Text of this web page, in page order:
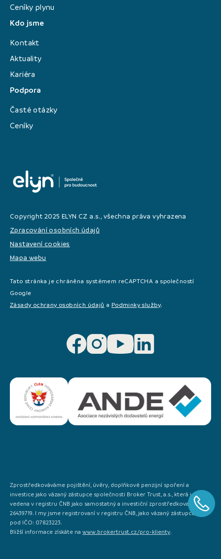
Ceníky plynu
Kdo jsme
Kontakt
Aktuality
Kariéra
Podpora
Časté otázky
Ceníky
Copyright 2025 ELYN CZ a.s., všechna práva vyhrazena
Zpracování osobních údajů
Nastavení cookies
Mapa webu
Tato stránka je chráněna systémem reCAPTCHA a společností
Google
Zásady ochrany osobních údajů a Podminky služby.
Zprostředkováváme pojištění, úvěry, doplňkové penzijní spoření a
investice jako vázaný zástupce společnosti Broker Trust, a.s., která je
vedena v registru ČNB jako samostatný a investiční zprostředkovatel IČO:
26439719. I my jsme registrovaní v registru ČNB, jako vázaný zástupce, a to
pod IČO: 07823223.
Bližší informace získáte na www.brokertrust.cz/pro-klienty.